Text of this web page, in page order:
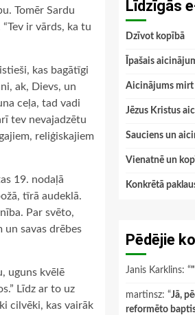
Tomēr Sardu
ir vārds, ka tu
kas bagātīgi
ak, Dievs, un
ceļa, tad vadi
tev nevajadzētu
reliģiskajiem
19. nodaļā
tīrā audeklā.
Par svēto,
un savas drēbes
uguns kvēlē
Līdz ar to uz
cilvēki, kas vairāk
Līdzīgās
Dzīvot kopībā
Īpašais
Aicinājums mirt
Jēzus Kristus
Sauciens un
Vienatnē un
Konkrētā
Pēdējie
Janis Karklins: “
martinsz: “Jā,
reformēto